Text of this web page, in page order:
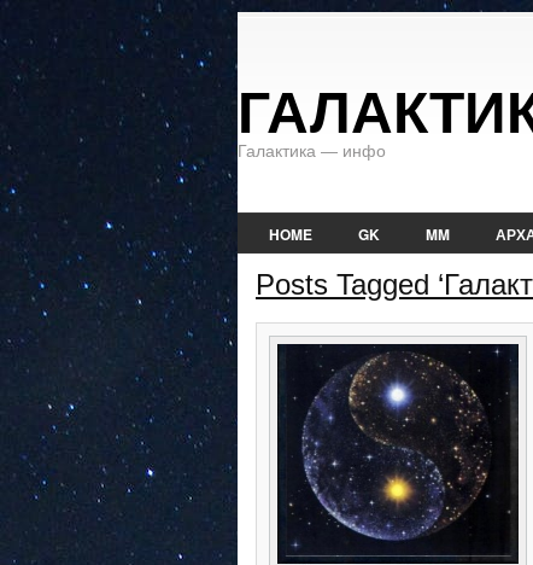
Галактика — инфо
HOME GK MM
Posts Tagged